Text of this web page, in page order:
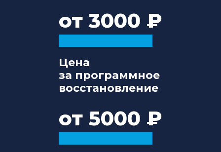
от 3000
Цена
за программное
восстановление
от 5000